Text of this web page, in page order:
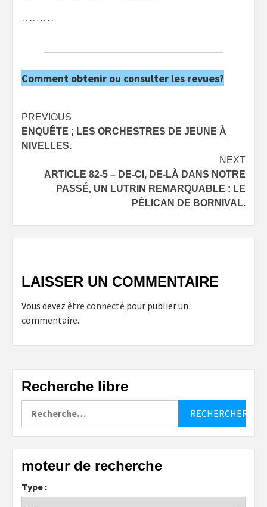
………
Comment obtenir ou consulter les revues?
Post
navigation
PREVIOUS
ENQUÊTE ; LES ORCHESTRES DE JEUNE À
NIVELLES.
NEXT
ARTICLE 82-5 – DE-CI, DE-LÀ DANS NOTRE
PASSÉ, UN LUTRIN REMARQUABLE : LE
PÉLICAN DE BORNIVAL.
LAISSER UN COMMENTAIRE
Vous devez être connecté pour publier un
commentaire.
Recherche libre
moteur de recherche
Type :